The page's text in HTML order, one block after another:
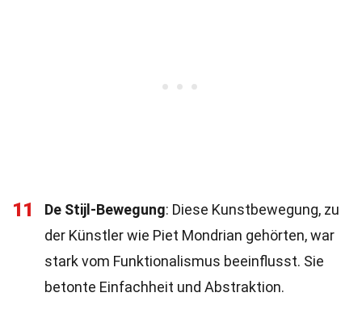
11 De Stijl-Bewegung: Diese Kunstbewegung, zu
der Künstler wie Piet Mondrian gehörten, war
stark vom Funktionalismus beeinflusst. Sie
betonte Einfachheit und Abstraktion.